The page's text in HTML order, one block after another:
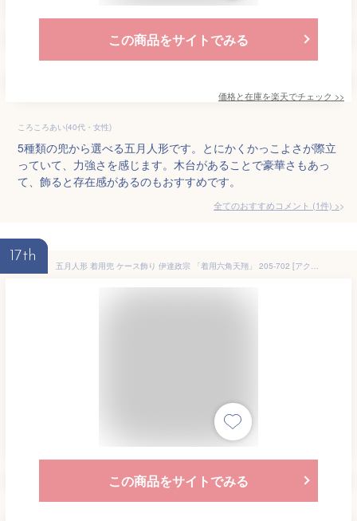
この商品をサイトでみる
価格と在庫を楽天でチェック >>
ころころあい(40代・女性)
5種類の兜から選べる五月人形です。とにかくかっこよさが際立
っていて、力強さを感じます。木台があることで豪華さもあっ
て、飾ると存在感があるのもおすすめです。
全てのおすすめコメント (1件) >
17th
五月人形 着用兜 ケース飾り 伊達政宗 「着用六角天翔」 205-702 [アクリル ケース入り 兜飾り]
この商品をサイトでみる